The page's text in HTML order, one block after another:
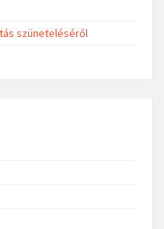
szüneteléséről